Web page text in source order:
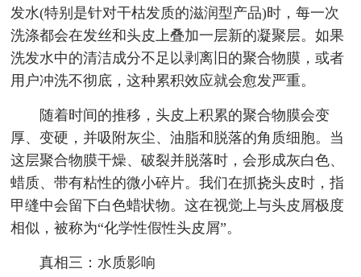
发水(特别是针对干枯发质的滋润型产品)时，每一次
洗涤都会在发丝和头皮上叠加一层新的凝聚层。如果
洗发水中的清洁成分不足以剥离旧的聚合物膜，或者
用户冲洗不彻底，这种累积效应就会愈发严重。
随着时间的推移，头皮上积累的聚合物膜会变
厚、变硬，并吸附灰尘、油脂和脱落的角质细胞。当
这层聚合物膜干燥、破裂并脱落时，会形成灰白色、
蜡质、带有粘性的微小碎片。我们在抓挠头皮时，指
甲缝中会留下白色蜡状物。这在视觉上与头皮屑极度
相似，被称为“化学性假性头皮屑”。
真相三：水质影响